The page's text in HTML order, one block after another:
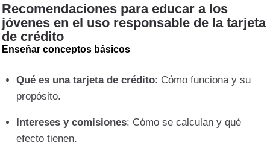
Recomendaciones para educar a los
jóvenes en el uso responsable de la tarjeta
de crédito
Enseñar conceptos básicos
Qué es una tarjeta de crédito: Cómo funciona y su
propósito.
Intereses y comisiones: Cómo se calculan y qué
efecto tienen.